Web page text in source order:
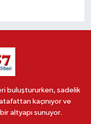
buluştururken, sadelik
kaçınıyor ve
altyapı sunuyor.